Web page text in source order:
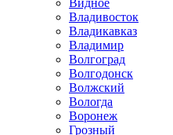
Видное
Владивосток
Владикавказ
Владимир
Волгоград
Волгодонск
Волжский
Вологда
Воронеж
Грозный